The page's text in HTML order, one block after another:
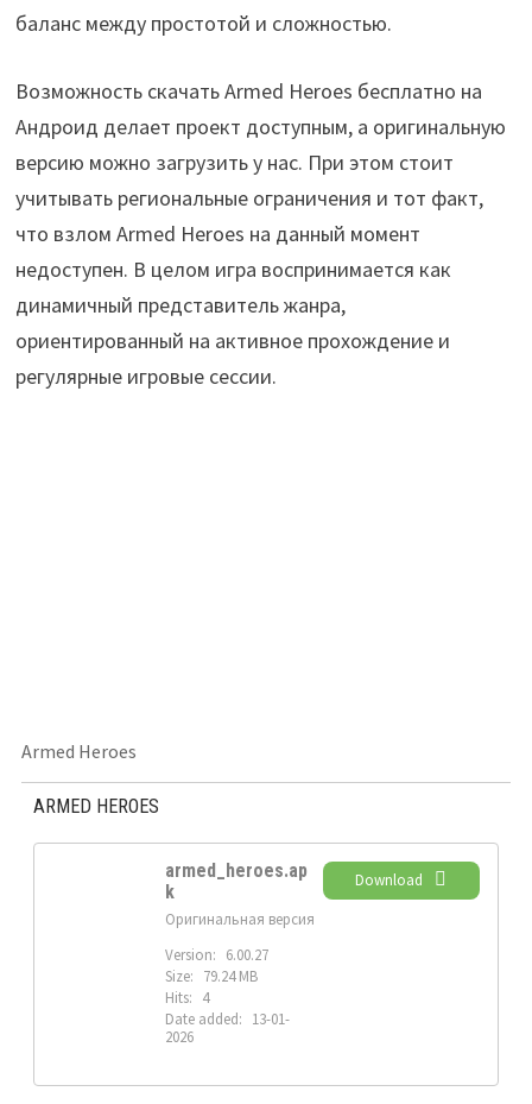
баланс между простотой и сложностью.
Возможность скачать Armed Heroes бесплатно на
Андроид делает проект доступным, а оригинальную
версию можно загрузить у нас. При этом стоит
учитывать региональные ограничения и тот факт,
что взлом Armed Heroes на данный момент
недоступен. В целом игра воспринимается как
динамичный представитель жанра,
ориентированный на активное прохождение и
регулярные игровые сессии.
Armed Heroes
ARMED HEROES
armed_heroes.ap
k
Оригинальная версия
Version: 6.00.27
Size: 79.24 MB
Hits: 4
Date added: 13-01-
2026
Download